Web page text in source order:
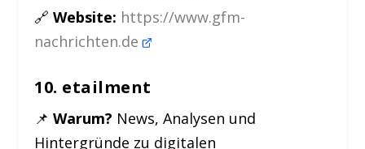
🔗Website: https://www.gfm-
nachrichten.de
10. etailment
📌Warum? News, Analysen und
Hintergründe zu digitalen